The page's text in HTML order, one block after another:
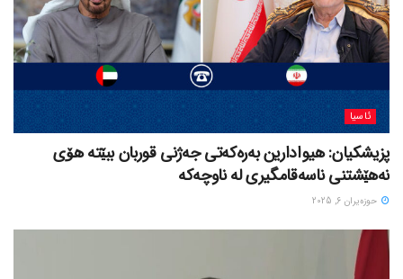
ئاسیا
پزیشکیان: هیوادارین بەرەکەتی جەژنی قوربان ببێتە هۆی
نەهێشتنی ناسەقامگیری لە ناوچەکە
حوزه‌یران 6, 2025